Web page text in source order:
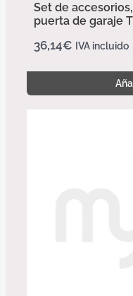
Set de
puerta de garaje
36,14€ IVA incluido